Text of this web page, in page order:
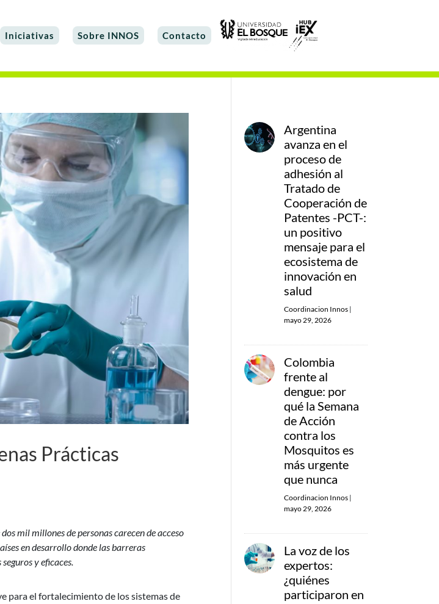
Iniciativas Sobre INNOS Contacto
Prácticas
mil millones de personas carecen de acceso
en desarrollo donde las barreras
y eficaces.
para el fortalecimiento de los sistemas de
Argentina
avanza en el
proceso de
adhesión al
Tratado de
Cooperación de
Patentes -PCT-:
un positivo
mensaje para el
ecosistema de
innovación en
salud
Coordinacion Innos |
mayo 29, 2026
Colombia
frente al
dengue: por
qué la Semana
de Acción
contra los
Mosquitos es
más urgente
que nunca
Coordinacion Innos |
mayo 29, 2026
La voz de los
expertos:
¿quiénes
participaron en